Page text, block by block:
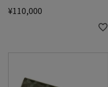
¥110,000